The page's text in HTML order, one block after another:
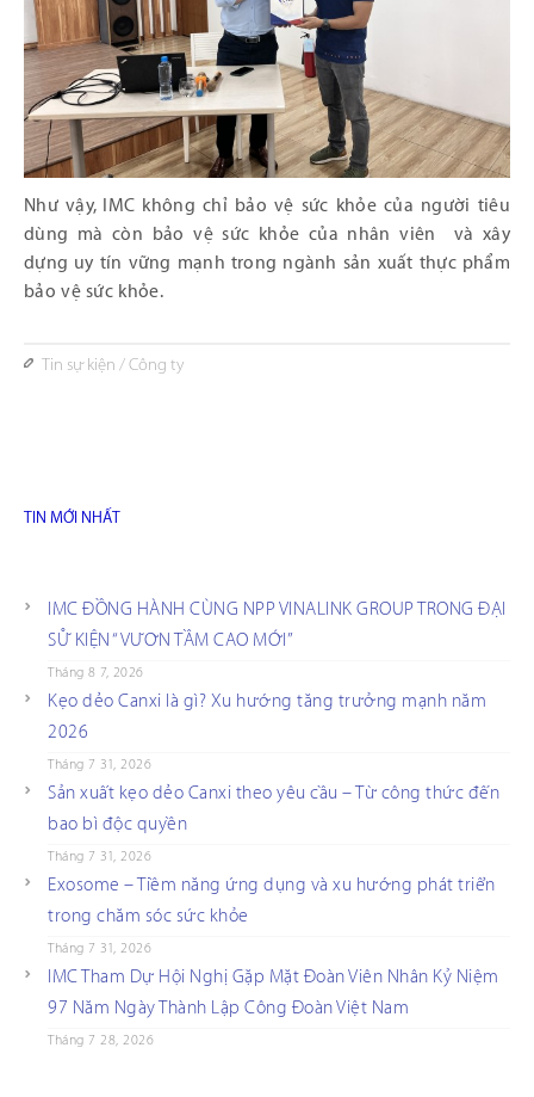
Như vậy, IMC không chỉ bảo vệ sức khỏe của người tiêu
dùng mà còn bảo vệ sức khỏe của nhân viên và xây
dựng uy tín vững mạnh trong ngành sản xuất thực phẩm
bảo vệ sức khỏe.
Tin sự kiện /Công ty
TIN MỚI NHẤT
IMC ĐỒNG HÀNH CÙNG NPP VINALINK GROUP TRONG ĐẠI
SỰ KIỆN “VƯƠN TẦM CAO MỚI”
Tháng 8 7, 2026
Kẹo dẻo Canxi là gì? Xu hướng tăng trưởng mạnh năm
2026
Tháng 7 31, 2026
Sản xuất kẹo dẻo Canxi theo yêu cầu – Từ công thức đến
bao bì độc quyền
Tháng 7 31, 2026
Exosome – Tiềm năng ứng dụng và xu hướng phát triển
trong chăm sóc sức khỏe
Tháng 7 31, 2026
IMC Tham Dự Hội Nghị Gặp Mặt Đoàn Viên Nhân Kỷ Niệm
97 Năm Ngày Thành Lập Công Đoàn Việt Nam
Tháng 7 28, 2026